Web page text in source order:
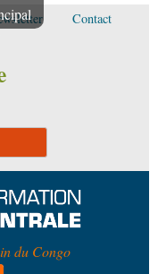
Contact
du Congo